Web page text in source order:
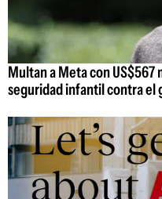
Multan a Meta con
seguridad infantil contra el